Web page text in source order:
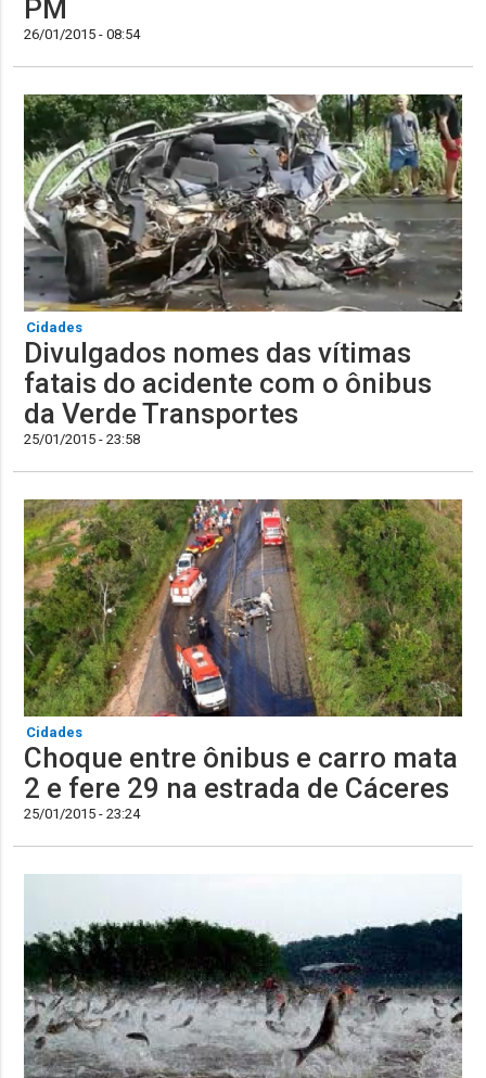
PM
26/01/2015 - 08:54
Cidades
Divulgados nomes das vítimas
fatais do acidente com o ônibus
da Verde Transportes
25/01/2015 - 23:58
Cidades
Choque entre ônibus e carro mata
2 e fere 29 na estrada de Cáceres
25/01/2015 - 23:24